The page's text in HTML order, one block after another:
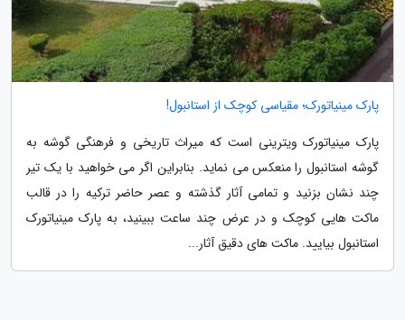
پارک مینیاتورک؛ مقیاسی کوچک از استانبول!
پارک مینیاتورک ویترینی است که میراث تاریخی و فرهنگی گوشه به
گوشه استانبول را منعکس می نماید. بنابراین اگر می خواهید با یک تیر
چند نشان بزنید و تمامی آثار گذشته و عصر حاضر ترکیه را در قالب
ماکت هایی کوچک و در عرض چند ساعت ببینید، به پارک مینیاتورک
استانبول بیایید. ماکت های دقیق آثار...